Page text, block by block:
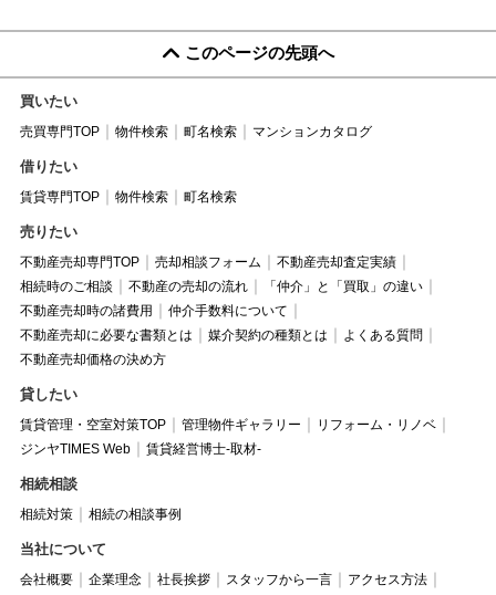
このページの先頭へ
買いたい
売買専門TOP 物件検索 町名検索 マンションカタログ
借りたい
賃貸専門TOP 物件検索 町名検索
売りたい
不動産売却専門TOP 売却相談フォーム
不動産売却査定実績
相続時のご相談
不動産の売却の流れ
「仲介」と「買取」の違い
不動産売却時の諸費用
仲介手数料について
不動産売却に必要な書類とは
媒介契約の種類とは
よくある質問
不動産売却価格の決め方
貸したい
賃貸管理・空室対策TOP 管理物件ギャラリー
リフォーム・リノベ
ジンヤTIMES Web
賃貸経営博士-取材-
相続相談
相続対策 相続の相談事例
当社について
会社概要 企業理念 社長挨拶 スタッフから一言
アクセス方法